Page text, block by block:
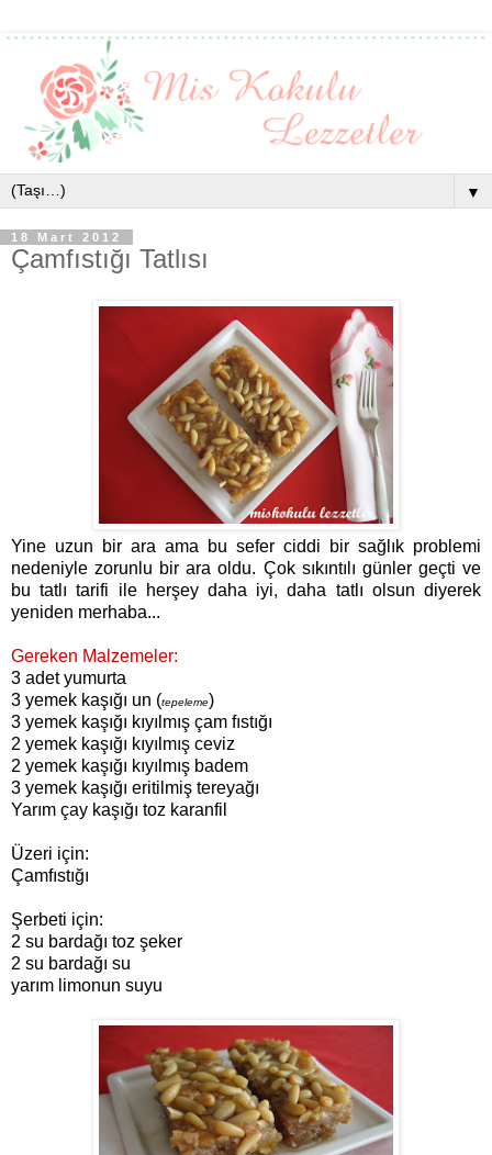
▼
18 Mart 2012
Çamfıstığı Tatlısı
Yine uzun bir ara ama bu sefer ciddi bir sağlık problemi
nedeniyle zorunlu bir ara oldu. Çok sıkıntılı günler geçti ve
bu tatlı tarifi ile herşey daha iyi, daha tatlı olsun diyerek
yeniden merhaba...
Gereken Malzemeler:
3 adet yumurta
3 yemek kaşığı un (tepeleme)
3 yemek kaşığı kıyılmış çam fıstığı
2 yemek kaşığı kıyılmış ceviz
2 yemek kaşığı kıyılmış badem
3 yemek kaşığı eritilmiş tereyağı
Yarım çay kaşığı toz karanfil
Üzeri için:
Çamfıstığı
Şerbeti için:
2 su bardağı toz şeker
2 su bardağı su
yarım limonun suyu